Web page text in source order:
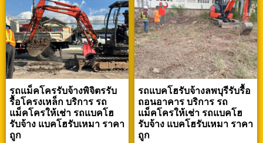
รถแม็คโครรับจ้างพิจิตรรับ
รื้อโครงเหล็ก บริการ รถ
แม็คโครให้เช่า รถแบคโฮ
รับจ้าง แบคโฮรับเหมา ราคา
ถูก
รถแบคโฮรับจ้างลพบุรีรับรื้อ
ถอนอาคาร บริการ รถ
แม็คโครให้เช่า รถแบคโฮ
รับจ้าง แบคโฮรับเหมา ราคา
ถูก